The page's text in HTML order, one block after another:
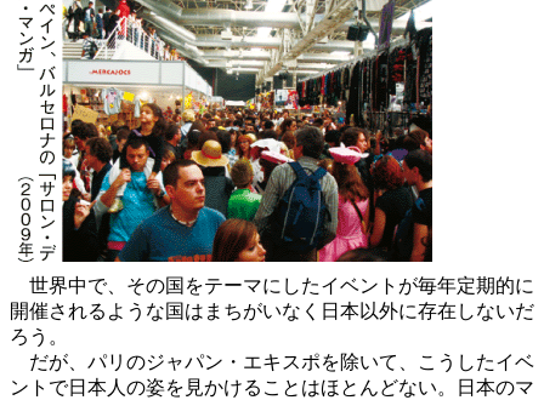
世界中で、その国をテーマにしたイベントが毎年定期的に
開催されるような国はまちがいなく日本以外に存在しないだ
ろう。
だが、パリのジャパン・エキスポを除いて、こうしたイベ
ントで日本人の姿を見かけることはほとんどない。日本のマ